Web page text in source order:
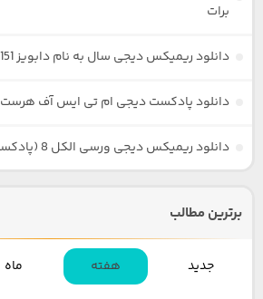
برات
دانلود ریمیکس دیجی سال به نام دابویز 151
دانلود پادکست دیجی ام تی ایس آف هرست 1
دانلود ریمیکس دیجی ورسی الکل 8 (پادکست)
برترین مطالب
جدید هفته ماه